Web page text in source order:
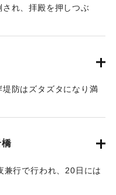
渉ノ難渋ヲ喫スルコト
ヲ架設永遠ノ計ヲ為シ
台風ノ際一瞬ニシテ流
れ、拝殿を押しつぶ
防はズタズタになり満
所、約450メートルが決
水、中堤防からは駅館
16日には農家でない人
兼行で行われ、20日には